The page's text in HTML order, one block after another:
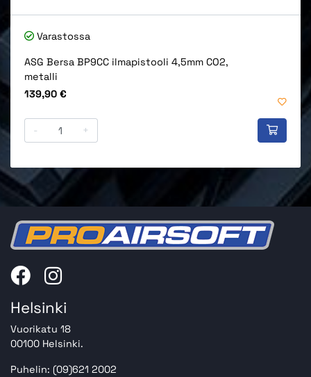
Varastossa
ASG Bersa BP9CC ilmapistooli 4,5mm CO2,
metalli
Hinta
139,90 €
- +
Helsinki
Vuorikatu 18
00100 Helsinki.
Puhelin: (09)621 2002